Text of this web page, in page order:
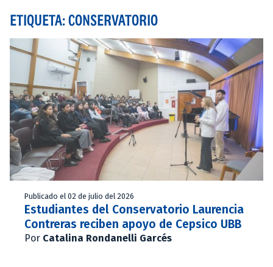
ETIQUETA: CONSERVATORIO
Publicado el 02 de julio del 2026
Estudiantes del Conservatorio Laurencia
Contreras reciben apoyo de Cepsico UBB
Por Catalina Rondanelli Garcés